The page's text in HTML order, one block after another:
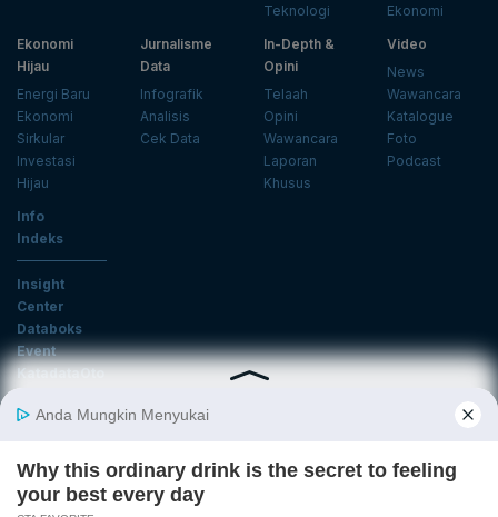
Teknologi
Ekonomi
Ekonomi
Hijau
Energi Baru
Ekonomi
Sirkular
Investasi
Hijau
Jurnalisme
Data
Infografik
Analisis
Cek Data
In-Depth &
Opini
Telaah
Opini
Wawancara
Laporan
Khusus
Video
News
Wawancara
Katalogue
Foto
Podcast
Info
Indeks
Insight
Center
Databoks
Event
KatadataOto
Email
Daftar